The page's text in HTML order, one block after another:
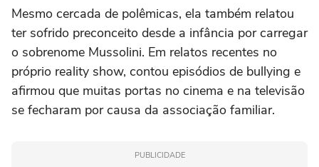
Mesmo cercada de polêmicas, ela também relatou
ter sofrido preconceito desde a infância por carregar
o sobrenome Mussolini. Em relatos recentes no
próprio reality show, contou episódios de bullying e
afirmou que muitas portas no cinema e na televisão
se fecharam por causa da associação familiar.
PUBLICIDADE